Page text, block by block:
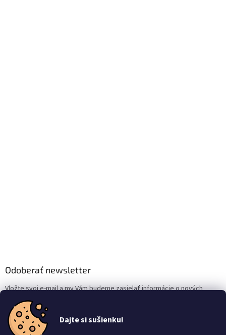
Dajte si sušienku!
Odoberať newsletter
Vložte svoj e-mail a my Vám budeme zasielať informácie o nových
produktoch na našom e-shope.
Email